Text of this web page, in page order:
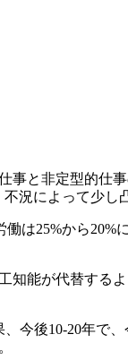
事と非定型的仕
況によって少し
は25%から20%
知能が代替する
今後10-20年で